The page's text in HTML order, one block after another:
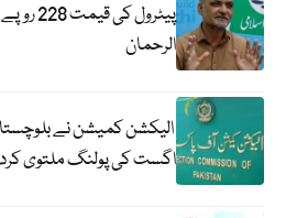
پیٹرول
الرحمان
اگست کی پولنگ ملتوی